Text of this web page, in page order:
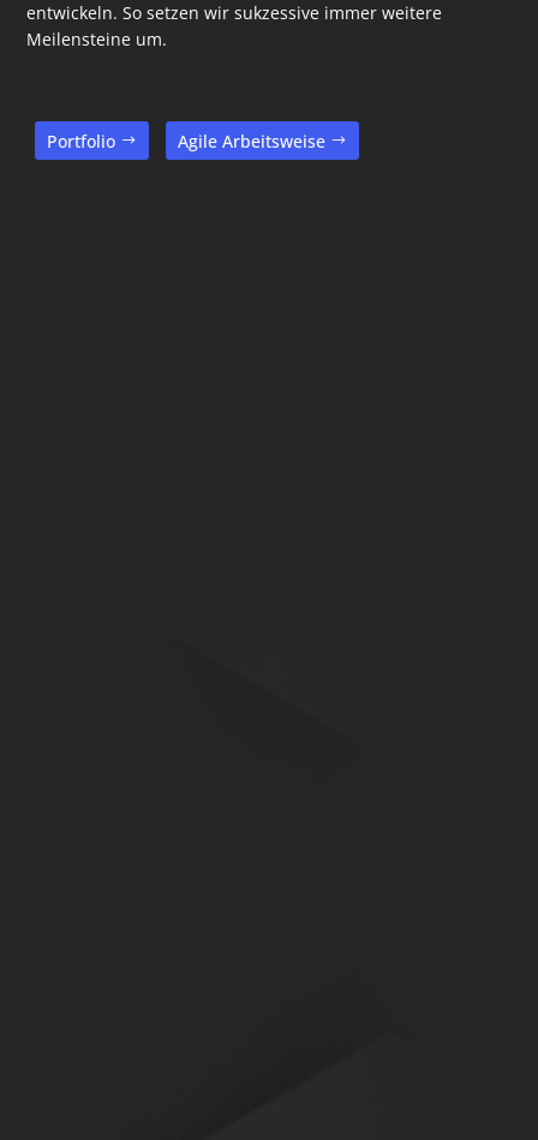
entwickeln. So setzen wir sukzessive immer weitere
Meilensteine um.
Portfolio Agile Arbeitsweise